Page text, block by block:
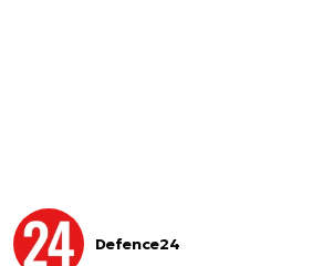
Defence24